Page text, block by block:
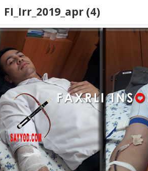
FI_Irr_2019_apr (4)